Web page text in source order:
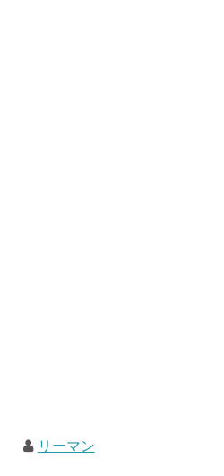
リーマン